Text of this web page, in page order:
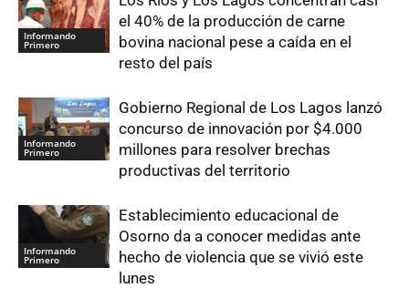
Informando
Primero
el 40% de la producción de carne
bovina nacional pese a caída en el
resto del país
Informando
Primero
Gobierno Regional de Los Lagos lanzó
concurso de innovación por $4.000
millones para resolver brechas
productivas del territorio
Informando
Primero
Establecimiento educacional de
Osorno da a conocer medidas ante
hecho de violencia que se vivió este
lunes